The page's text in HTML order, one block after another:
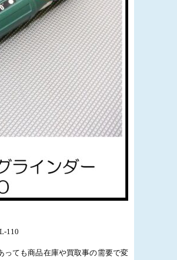
110
っても商品在庫や買取事の需要で変